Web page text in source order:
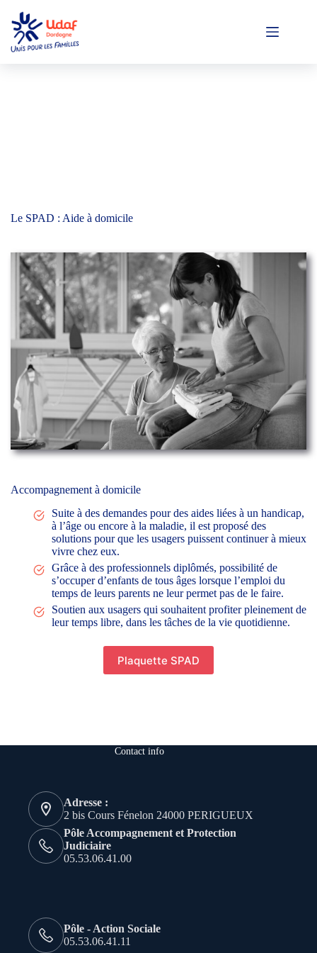
contenu
Le SPAD : Aide à domicile
Accompagnement à domicile
Suite à des demandes pour des aides liées à un handicap,
à l’âge ou encore à la maladie, il est proposé des
solutions pour que les usagers puissent continuer à mieux
vivre chez eux.
Grâce à des professionnels diplômés, possibilité de
s’occuper d’enfants de tous âges lorsque l’emploi du
temps de leurs parents ne leur permet pas de le faire.
Soutien aux usagers qui souhaitent profiter pleinement de
leur temps libre, dans les tâches de la vie quotidienne.
Plaquette SPAD
Contact info
Adresse :
2 bis Cours Fénelon 24000 PERIGUEUX
Pôle Accompagnement et Protection
Judiciaire
05.53.06.41.00
Pôle - Action Sociale
05.53.06.41.11